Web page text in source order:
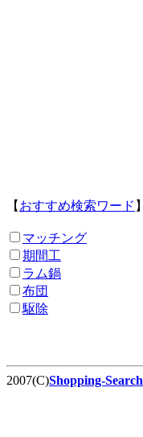
【 おすすめ検索ワード 】
マッチング
期間工
ラム鍋
布団
駆除
2007(C)Shopping-Search